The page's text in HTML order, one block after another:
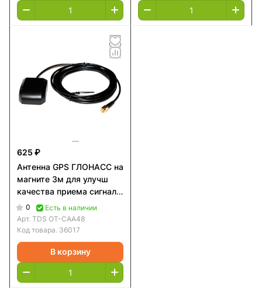
625 ₽
Антенна GPS ГЛОНАСС на
магните 3м для улучш
качества приема сигнала
GPS и ГЛОНАСС
навигации - TDS OT-
CAA48
0
Есть в наличии
Арт. TDS OT-CAA48
Код товара. 36017
В корзину